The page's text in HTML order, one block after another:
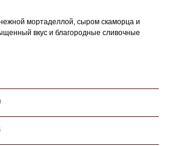
мортаделлой, сыром скаморца и
вкус и благородные сливочные